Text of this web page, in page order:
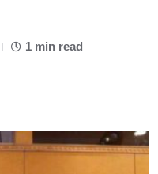
1 min read